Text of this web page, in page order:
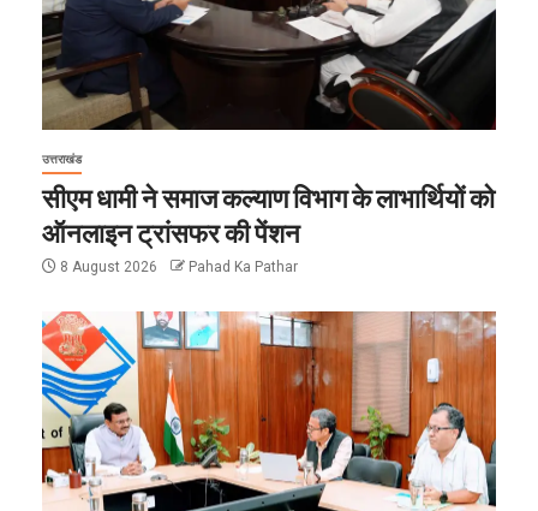
उत्तराखंड
सीएम धामी ने समाज कल्याण विभाग के लाभार्थियों को
ऑनलाइन ट्रांसफर की पेंशन
8 August 2026 Pahad Ka Pathar